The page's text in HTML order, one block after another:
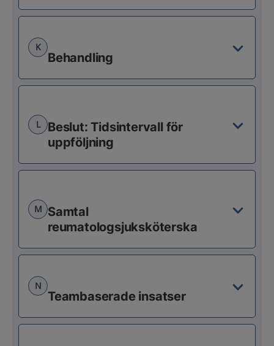
K
Behandling
L
Beslut: Tidsintervall för
uppföljning
M Samtal
reumatologsjuksköterska
N
Teambaserade insatser